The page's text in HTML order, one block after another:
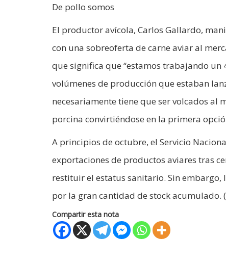
De pollo somos
El productor avícola, Carlos Gallardo,
con una sobreoferta de carne aviar al
que significa que “estamos trabajando
volúmenes de producción que estaban
necesariamente tiene que ser volcados al
porcina convirtiéndose en la primera
A principios de octubre, el Servicio
exportaciones de productos aviares tras
restituir el estatus sanitario. Sin
por la gran cantidad de stock acumulado.
Compartir esta nota